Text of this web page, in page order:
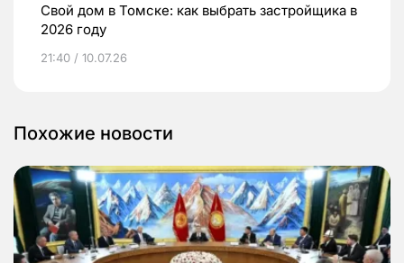
Свой дом в Томске: как выбрать застройщика в
2026 году
21:40 / 10.07.26
Похожие новости